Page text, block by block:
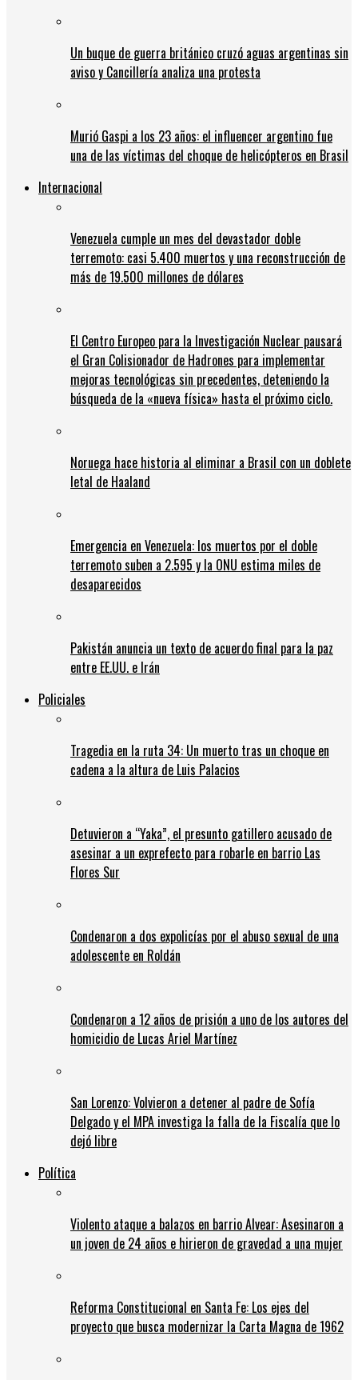
Un buque de guerra británico cruzó aguas argentinas sin
aviso y Cancillería analiza una protesta
Murió Gaspi a los 23 años: el influencer argentino fue
una de las víctimas del choque de helicópteros en Brasil
Internacional
Venezuela cumple un mes del devastador doble
terremoto: casi 5.400 muertos y una reconstrucción de
más de 19.500 millones de dólares
El Centro Europeo para la Investigación Nuclear pausará
el Gran Colisionador de Hadrones para implementar
mejoras tecnológicas sin precedentes, deteniendo la
búsqueda de la «nueva física» hasta el próximo ciclo.
Noruega hace historia al eliminar a Brasil con un doblete
letal de Haaland
Emergencia en Venezuela: los muertos por el doble
terremoto suben a 2.595 y la ONU estima miles de
desaparecidos
Pakistán anuncia un texto de acuerdo final para la paz
entre EE.UU. e Irán
Policiales
Tragedia en la ruta 34: Un muerto tras un choque en
cadena a la altura de Luis Palacios
Detuvieron a “Yaka”, el presunto gatillero acusado de
asesinar a un exprefecto para robarle en barrio Las
Flores Sur
Condenaron a dos expolicías por el abuso sexual de una
adolescente en Roldán
Condenaron a 12 años de prisión a uno de los autores del
homicidio de Lucas Ariel Martínez
San Lorenzo: Volvieron a detener al padre de Sofía
Delgado y el MPA investiga la falla de la Fiscalía que lo
dejó libre
Política
Violento ataque a balazos en barrio Alvear: Asesinaron a
un joven de 24 años e hirieron de gravedad a una mujer
Reforma Constitucional en Santa Fe: Los ejes del
proyecto que busca modernizar la Carta Magna de 1962